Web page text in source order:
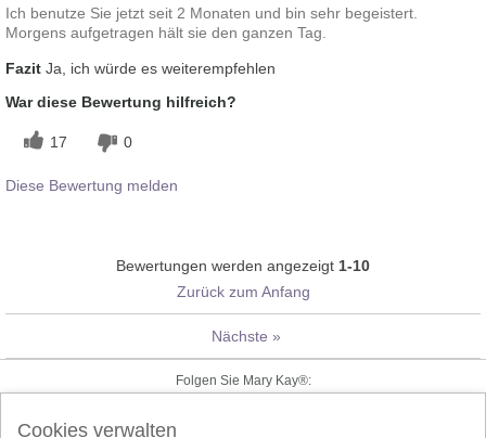
Ich benutze Sie jetzt seit 2 Monaten und bin sehr begeistert.
Morgens aufgetragen hält sie den ganzen Tag.
Fazit Ja, ich würde es weiterempfehlen
War diese Bewertung hilfreich?
17 0
Diese Bewertung melden
Bewertungen werden angezeigt 1-10
Zurück zum Anfang
Nächste »
Folgen Sie Mary Kay®:
Cookies verwalten